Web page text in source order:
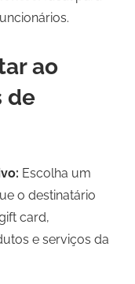
ao
de
Escolha um
o destinatário
card,
e serviços da